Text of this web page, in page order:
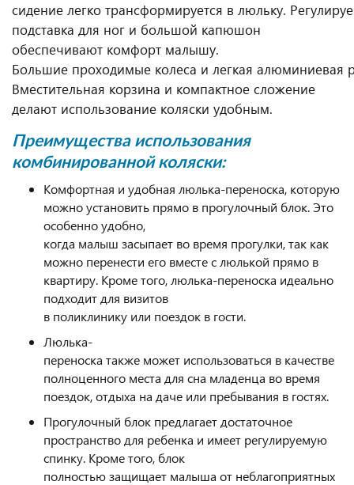
сидение легко трансформируется в люльку.
подставка для ног и большой капюшон
обеспечивают комфорт малышу.
Большие проходимые колеса и легкая алюминиевая
Вместительная корзина и компактное сложение
делают использование коляски удобным.
Преимущества использования
комбинированной коляски:
Комфортная и удобная люлька-переноска, которую
можно установить прямо в прогулочный блок. Это
особенно удобно,
когда малыш засыпает во время прогулки, так как
можно перенести его вместе с люлькой прямо в
квартиру. Кроме того, люлька-переноска идеально
подходит для визитов
в поликлинику или поездок в гости.
Люлька-
переноска также может использоваться в качестве
полноценного места для сна младенца во время
поездок, отдыха на даче или пребывания в гостях.
Прогулочный блок предлагает достаточное
пространство для ребенка и имеет регулируемую
спинку. Кроме того, блок
полностью защищает малыша от неблагоприятных